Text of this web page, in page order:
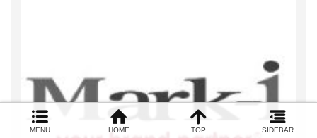
MENU HOME TOP SIDEBAR